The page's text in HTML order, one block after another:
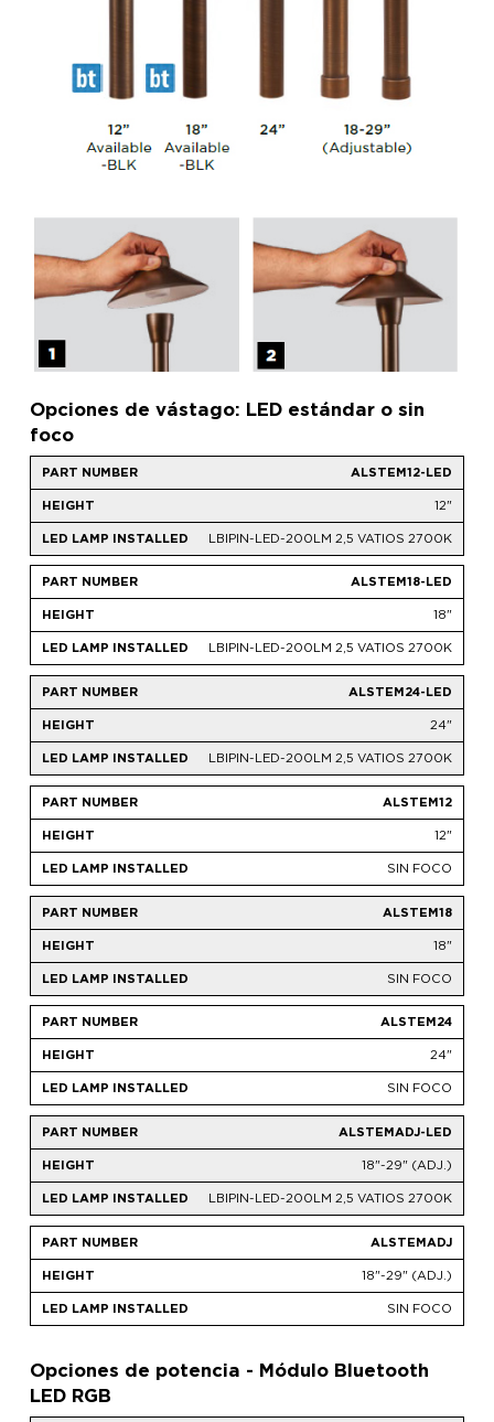
Opciones de vástago: LED estándar o sin
foco
ALSTEM12-LED
12"
LBIPIN-LED-200LM 2,5 VATIOS 2700K
ALSTEM18-LED
18"
LBIPIN-LED-200LM 2,5 VATIOS 2700K
ALSTEM24-LED
24"
LBIPIN-LED-200LM 2,5 VATIOS 2700K
ALSTEM12
12"
SIN FOCO
ALSTEM18
18"
SIN FOCO
ALSTEM24
24"
SIN FOCO
ALSTEMADJ-LED
18"-29" (ADJ.)
LBIPIN-LED-200LM 2,5 VATIOS 2700K
ALSTEMADJ
18"-29" (ADJ.)
SIN FOCO
Opciones de potencia - Módulo Bluetooth
LED RGB